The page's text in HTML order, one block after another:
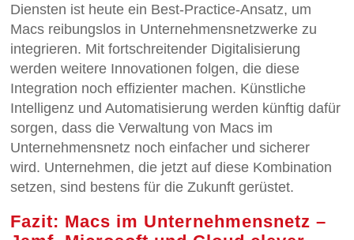
Diensten ist heute ein Best-Practice-Ansatz, um
Macs reibungslos in Unternehmensnetzwerke zu
integrieren. Mit fortschreitender Digitalisierung
werden weitere Innovationen folgen, die diese
Integration noch effizienter machen. Künstliche
Intelligenz und Automatisierung werden künftig dafür
sorgen, dass die Verwaltung von Macs im
Unternehmensnetz noch einfacher und sicherer
wird. Unternehmen, die jetzt auf diese Kombination
setzen, sind bestens für die Zukunft gerüstet.
Fazit: Macs im Unternehmensnetz –